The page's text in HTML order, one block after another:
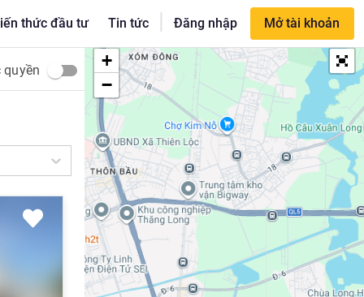
thức đầu tư Tin tức | Đăng nhập Mở tài khoản
+
−